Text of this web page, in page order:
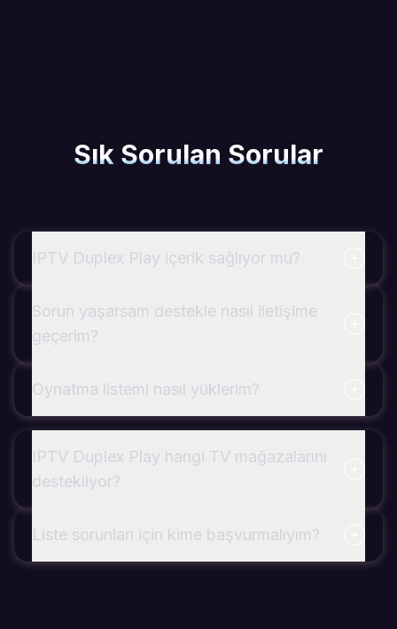
Sık Sorulan Sorular
IPTV Duplex Play içerik sağlıyor mu?
Sorun yaşarsam destekle nasıl iletişime
geçerim?
Oynatma listemi nasıl yüklerim?
IPTV Duplex Play hangi TV mağazalarını
destekliyor?
Liste sorunları için kime başvurmalıyım?